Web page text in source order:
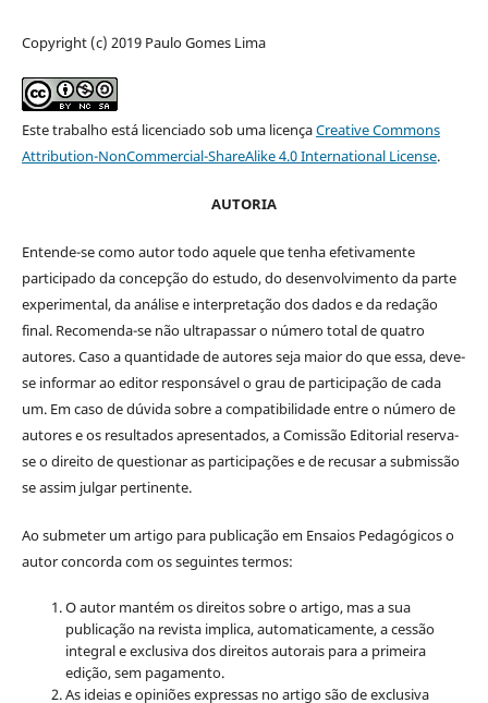
Copyright (c) 2019 Paulo Gomes Lima
Este trabalho está licenciado sob uma licençaCreative Commons
Attribution-NonCommercial-ShareAlike 4.0 International License.
AUTORIA
Entende-se como autor todo aquele que tenha efetivamente
participado da concepção do estudo, do desenvolvimento da parte
experimental, da análise e interpretação dos dados e da redação
final. Recomenda-se não ultrapassar o número total de quatro
autores. Caso a quantidade de autores seja maior do que essa, deve-
se informar ao editor responsável o grau de participação de cada
um. Em caso de dúvida sobre a compatibilidade entre o número de
autores e os resultados apresentados, a Comissão Editorial reserva-
se o direito de questionar as participações e de recusar a submissão
se assim julgar pertinente.
Ao submeter um artigo para publicação em Ensaios Pedagógicos o
autor concorda com os seguintes termos:
O autor mantém os direitos sobre o artigo, mas a sua
publicação na revista implica, automaticamente, a cessão
integral e exclusiva dos direitos autorais para a primeira
edição, sem pagamento.
As ideias e opiniões expressas no artigo são de exclusiva